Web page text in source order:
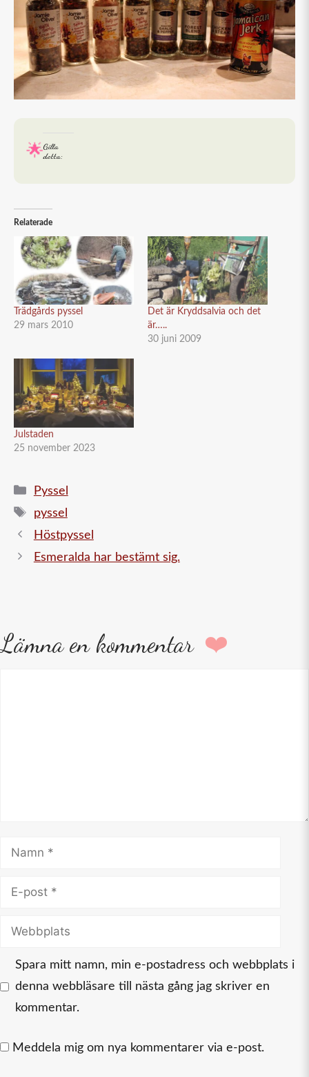
Gilla
detta:
Relaterade
Trädgårds pyssel
29 mars 2010
Det är Kryddsalvia och det
är…..
30 juni 2009
Julstaden
25 november 2023
Kategorier
Pyssel
Etiketter
pyssel
Höstpyssel
Esmeralda har bestämt sig.
Lämna en kommentar
Namn
Webbplats
Spara mitt namn, min e-postadress och webbplats i
denna webbläsare till nästa gång jag skriver en
kommentar.
Meddela mig om nya kommentarer via e-post.